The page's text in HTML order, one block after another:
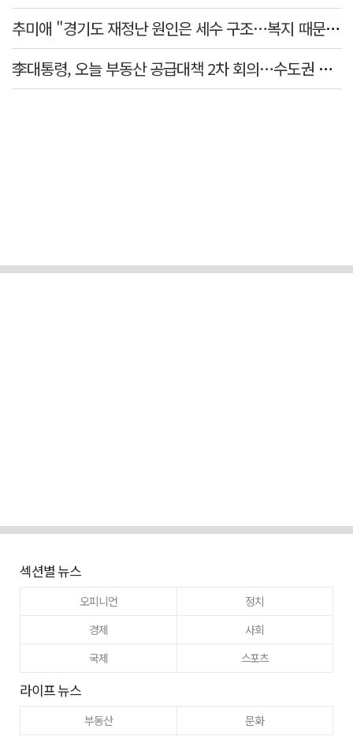
추미애 "경기도 재정난 원인은 세수 구조…복지 때문 아냐"
李대통령, 오늘 부동산 공급대책 2차 회의…수도권 공급안 논의
섹션별 뉴스
오피니언
정치
경제
사회
국제
스포츠
라이프 뉴스
부동산 문화